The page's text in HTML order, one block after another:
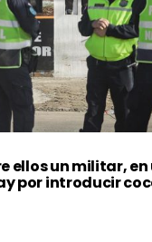
ellos un militar, en
por introducir